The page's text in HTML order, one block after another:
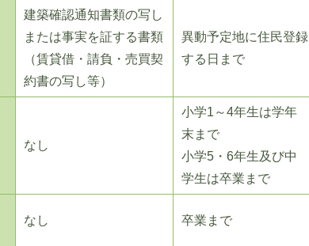
建築確認通知書類の写し
または事実を証する書類
（賃貸借・請負・売買契
約書の写し等）
異動予定地に住民登録
する日まで
なし
小学1～4年生は学年
末まで
小学5・6年生及び中
学生は卒業まで
なし 卒業まで